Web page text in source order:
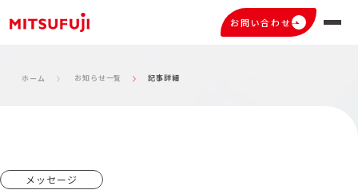
お問い合わせ
ホーム お知らせ一覧 記事詳細
メッセージ